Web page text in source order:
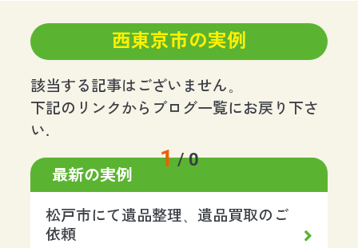
西東京市の実例
該当する記事はございません。
下記のリンクからブログ一覧にお戻り下さ
い.
1/0
最新の実例
松戸市にて遺品整理、遺品買取のご
依頼